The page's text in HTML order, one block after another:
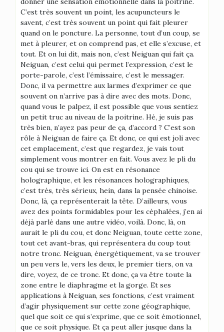
C’est très souvent un point, les acupuncteurs le
savent, c’est très souvent un point qui fait pleurer
quand on le poncture. La personne, tout d’un coup, se
met à pleurer, et on comprend pas, et elle s’excuse, et
tout. Et on lui dit, mais non, c’est Neiguan qui fait ça.
Neiguan, c’est celui qui permet l’expression, c’est le
porte-parole, c’est l’émissaire, c’est le messager.
Donc, il va permettre aux larmes d’exprimer ce que
souvent on n’arrive pas à dire avec des mots. Donc,
quand vous le palpez, il est possible que vous sentiez
un petit truc au niveau de la poitrine. Hé, je suis pas
très bien, n’ayez pas peur de ça, d’accord ? C’est son
rôle à Neiguan de faire ça. Et donc, ce qui est joli avec
cet emplacement, c’est que regardez, je vais tout
simplement vous montrer en fait. Vous avez le pli du
cou qui se trouve ici. On est en résonance
holographique, et les résonances holographiques,
c’est très, très sérieux, hein, dans la pensée chinoise.
Donc, là, ça représenterait la tête. D’ailleurs, vous
avez des points formidables pour les céphalées, j’en ai
déjà parlé dans une autre vidéo, voilà. Donc, là, on
aurait le pli du cou, et donc Neiguan, toute cette zone,
tout cet avant-bras, qui représentera du coup tout
notre tronc. Neiguan, énergétiquement, va se trouver
un peu vers le, vers les deux, le premier tiers, on va
dire, voyez, de ce tronc. Et donc, ça va être toute la
zone entre le diaphragme et la gorge. Et ses
applications à Neiguan, ses fonctions, c’est vraiment
d’agir physiquement sur cette zone géographique,
quel que soit ce qui s’exprime, que ce soit émotionnel,
que ce soit physique. Et ça peut aller jusque dans la